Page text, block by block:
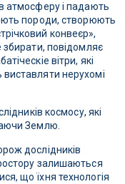
атмосферу і падають
породи, створюють
конвеєр»,
повідомляє
вітри, які
нерухомі
космосу, які
Землю.
дослідників
залишаються
що їхня технологія